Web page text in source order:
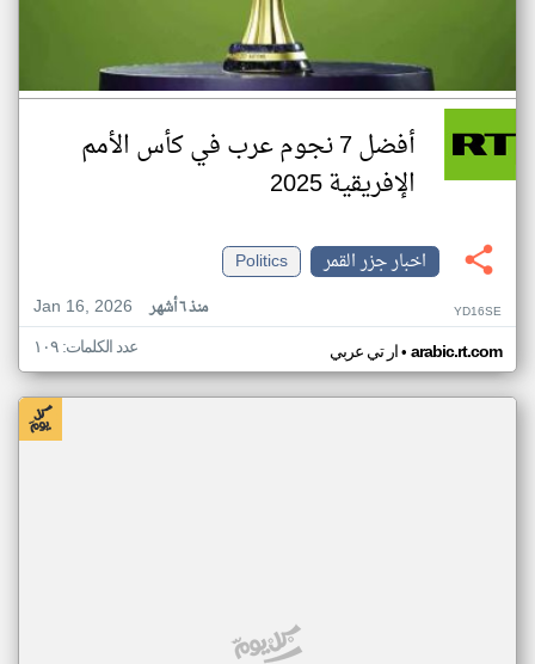
أفضل 7 نجوم عرب في كأس الأمم
الإفريقية 2025
اخبار جزر القمر
Politics
Jan 16, 2026
منذ ٦ أشهر YD16SE
ار تي عربي• arabic.rt.com عدد الكلمات: ١٠٩